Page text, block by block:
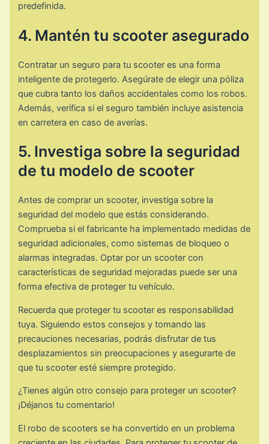
predefinida.
4. Mantén tu scooter asegurado
Contratar un seguro para tu scooter es una forma
inteligente de protegerlo. Asegúrate de elegir una póliza
que cubra tanto los daños accidentales como los robos.
Además, verifica si el seguro también incluye asistencia
en carretera en caso de averías.
5. Investiga sobre la seguridad
de tu modelo de scooter
Antes de comprar un scooter, investiga sobre la
seguridad del modelo que estás considerando.
Comprueba si el fabricante ha implementado medidas de
seguridad adicionales, como sistemas de bloqueo o
alarmas integradas. Optar por un scooter con
características de seguridad mejoradas puede ser una
forma efectiva de proteger tu vehículo.
Recuerda que proteger tu scooter es responsabilidad
tuya. Siguiendo estos consejos y tomando las
precauciones necesarias, podrás disfrutar de tus
desplazamientos sin preocupaciones y asegurarte de
que tu scooter esté siempre protegido.
¿Tienes algún otro consejo para proteger un scooter?
¡Déjanos tu comentario!
El robo de scooters se ha convertido en un problema